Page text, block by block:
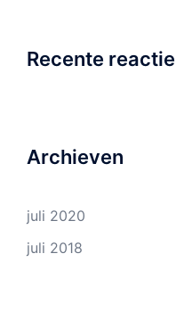
Recente
Archieven
juli 2020
juli 2018